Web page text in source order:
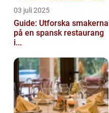
03 juli 2025
Guide: Utforska smakerna
på en spansk restaurang
i...